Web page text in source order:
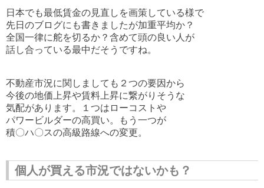
日本でも最低賃金の見直しを画策している様で
先日のブログにも書きましたが加重平均か？
全国一律に舵を切るか？含めて頭の良い人が
話し合っている最中だそうですね。
不動産市況に関しましても２つの要因から
今後の地価上昇や賃料上昇に繋がりそうな
気配があります。１つはローコストや
パワービルダーの高買い。もう一つが
積〇ハ〇スの高級路線への変更。
個人が買える市況ではないかも？